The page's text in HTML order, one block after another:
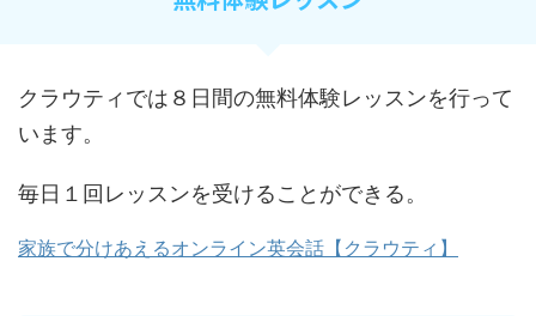
クラウティでは８日間の無料体験レッスンを行って
います。
毎日１回レッスンを受けることができる。
家族で分けあえるオンライン英会話【クラウティ】